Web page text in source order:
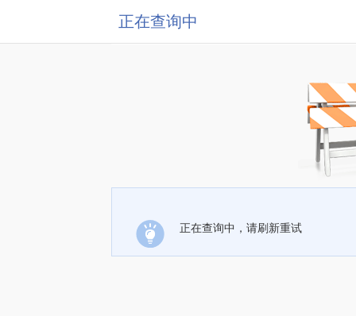
正在查询中
正在查询中，请刷新重试